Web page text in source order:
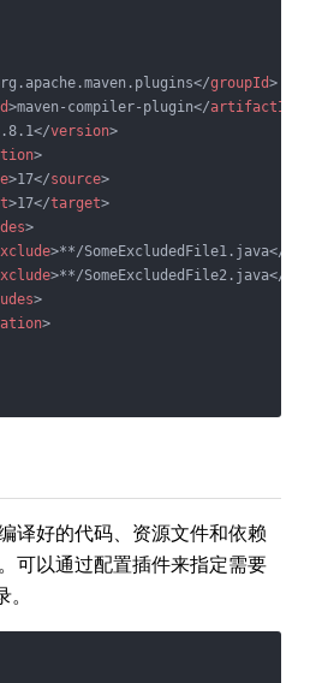
</groupId>
>maven-compiler-plugin</artifactId
</version>
>
>17</source>
>17</target>
>
>**/SomeExcludedFile1.java</
>**/SomeExcludedFile2.java</
>
>
译好的代码、资源文件和依赖
可以通过配置插件来指定需要